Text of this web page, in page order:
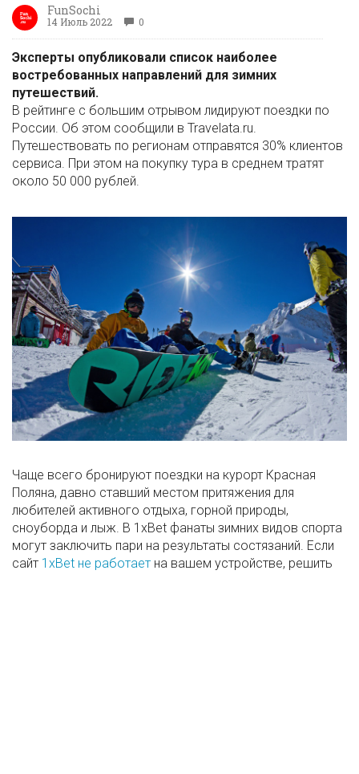
FunSochi
14 Июль 2022 0
Эксперты опубликовали список наиболее
востребованных направлений для зимних
путешествий.
В рейтинге с большим отрывом лидируют поездки по
России. Об этом сообщили в Travelata.ru.
Путешествовать по регионам отправятся 30% клиентов
сервиса. При этом на покупку тура в среднем тратят
около 50 000 рублей.
Чаще всего бронируют поездки на курорт Красная
Поляна, давно ставший местом притяжения для
любителей активного отдыха, горной природы,
сноуборда и лыж. В 1xBet фанаты зимних видов спорта
могут заключить пари на результаты состязаний. Если
сайт 1xBet не работает на вашем устройстве, решить